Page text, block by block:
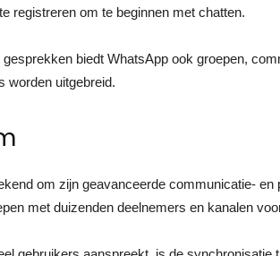
registreren om te beginnen met chatten.
gesprekken biedt WhatsApp ook groepen,
worden uitgebreid.
om zijn geavanceerde communicatie-
met duizenden deelnemers en kanalen